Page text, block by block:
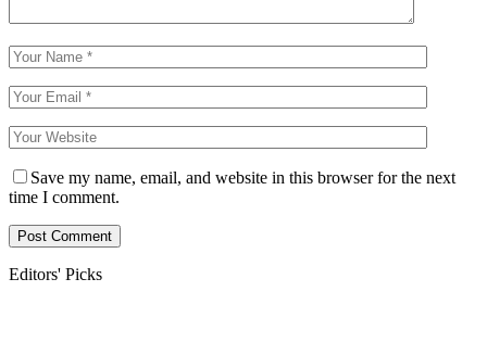
Save my name, email, and website in this browser for the next
time I comment.
Editors' Picks